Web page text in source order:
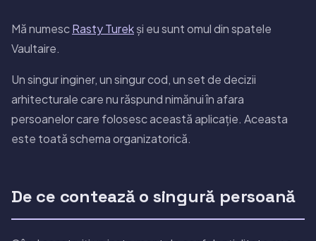
Mă numescRasty Turekși eu sunt omul din spatele
Vaultaire.
Un singur inginer, un singur cod, un set de decizii
arhitecturale care nu răspund nimănui în afara
persoanelor care folosesc această aplicație. Aceasta
este toată schema organizatorică.
De ce contează o singură persoană